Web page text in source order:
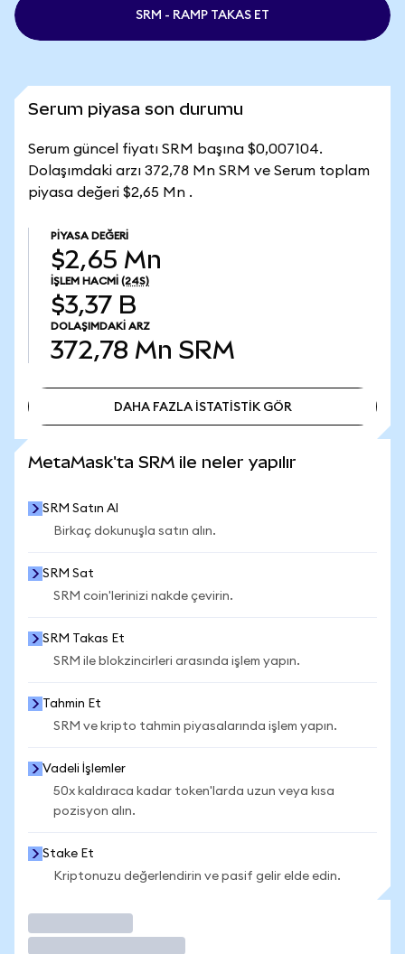
SRM - RAMP TAKAS ET
Serum piyasa son durumu
Serum güncel fiyatı SRM başına $0,007104.
Dolaşımdaki arzı 372,78 Mn SRM ve Serum toplam
piyasa değeri $2,65 Mn .
PIYASA DEĞERI
$2,65 Mn
İŞLEM HACMI (24S)
$3,37 B
DOLAŞIMDAKI ARZ
372,78 Mn SRM
DAHA FAZLA İSTATİSTİK GÖR
MetaMask'ta SRM ile neler yapılır
SRM Satın Al
Birkaç dokunuşla satın alın.
SRM Sat
SRM coin'lerinizi nakde çevirin.
SRM Takas Et
SRM ile blokzincirleri arasında işlem yapın.
Tahmin Et
SRM ve kripto tahmin piyasalarında işlem yapın.
Vadeli İşlemler
50x kaldıraca kadar token'larda uzun veya kısa
pozisyon alın.
Stake Et
Kriptonuzu değerlendirin ve pasif gelir elde edin.